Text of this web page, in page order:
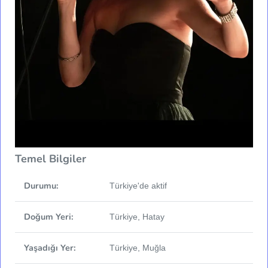
Temel Bilgiler
Durumu: Türkiye'de aktif
Doğum Yeri: Türkiye, Hatay
Yaşadığı Yer: Türkiye, Muğla